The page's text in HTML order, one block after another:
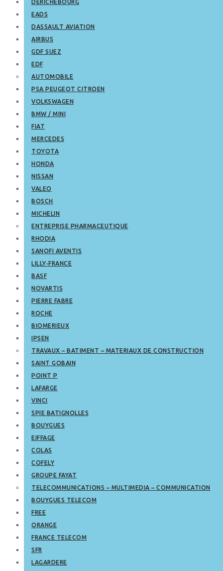
DERICHEBOURG
EADS
DASSAULT AVIATION
AIRBUS
GDF SUEZ
EDF
AUTOMOBILE
PSA PEUGEOT CITROEN
VOLKSWAGEN
BMW / MINI
FIAT
MERCEDES
TOYOTA
HONDA
NISSAN
VALEO
BOSCH
MICHELIN
ENTREPRISE PHARMACEUTIQUE
RHODIA
SANOFI AVENTIS
LILLY-FRANCE
BASF
NOVARTIS
PIERRE FABRE
ROCHE
BIOMERIEUX
IPSEN
TRAVAUX – BATIMENT – MATERIAUX DE CONSTRUCTION
SAINT GOBAIN
POINT P
LAFARGE
VINCI
SPIE BATIGNOLLES
BOUYGUES
EIFFAGE
COLAS
COFELY
GROUPE FAYAT
TELECOMMUNICATIONS – MULTIMEDIA – COMMUNICATION
BOUYGUES TELECOM
FREE
ORANGE
FRANCE TELECOM
SFR
LAGARDERE